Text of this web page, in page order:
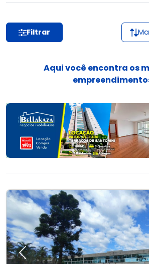
Filtrar
Aqui você encontra os
Previous